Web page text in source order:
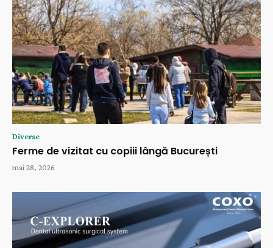
Diverse
Ferme de vizitat cu copiii lângă București
mai 28, 2026